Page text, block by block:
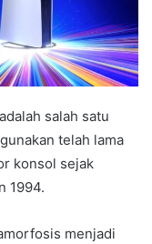
salah satu
telah lama
konsol sejak
1994.
menjadi